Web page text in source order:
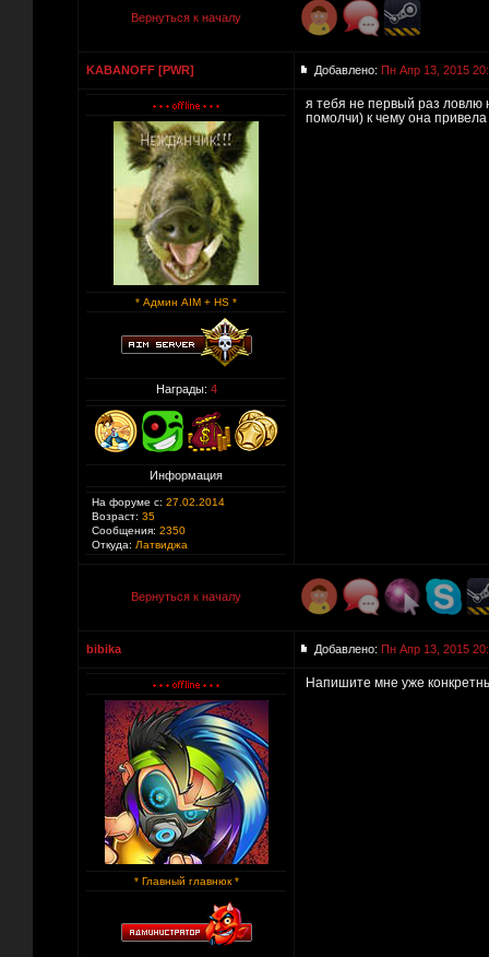
Вернуться к началу
KABANOFF [PWR] Добавлено: Пн Апр 13, 2015
* Админ AIM + HS *
Награды: 4
Информация
На форуме с: 27.02.2014
Возраст: 35
Сообщения: 2350
Откуда: Латвиджа
я тебя не первый раз ловлю
помолчи) к чему она
Вернуться к началу
bibika Добавлено: Пн Апр 13, 2015
* Главный главнюк *
Напишите мне уже